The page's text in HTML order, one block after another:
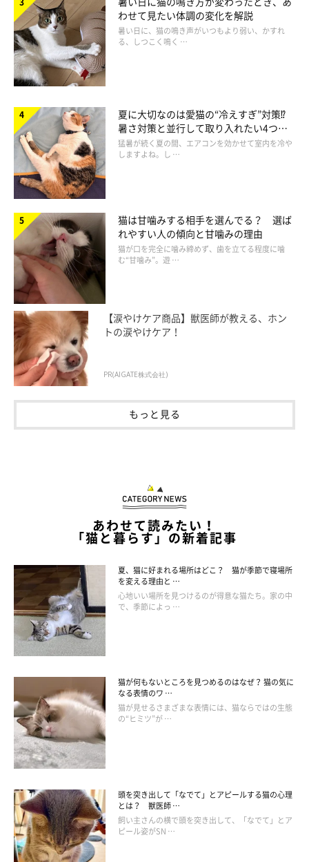
ニコちゃん（写真左）に鼻をつけるルーちゃん（写真右）
@DP43dpcSoizPVau
じつは、様子をのぞきにきたルーちゃんも同じ保護猫カフェから
迎え入れた猫で、ニコちゃんと似た性格をしているのだとか。だ
から、なおさらニコちゃんにも幸せになってほしいと感じていた
のでしょう。
飼い主さん：
「猫は、ワガママ放題でもいいです。
い』思い出でいっぱいになるように暮らしてほしいと思っていま
【獣医師解説】新しく迎え入れた猫を見つめ
る先住猫の心理とは
わせて見たい体調の変化を解説
暑い日に、猫の鳴き声がいつもより弱い、かすれ
る、しつこく鳴く …
夏に大切なのは愛猫の“冷えすぎ”対策⁉
暑さ対策と並行して取り入れたい4つの
工夫
猛暑が続く夏の間、エアコンを効かせて室内を冷や
しますよね。し …
猫は甘噛みする相手を選んでる？ 選ば
れやすい人の傾向と甘噛みの理由
猫が口を完全に噛み締めず、歯を立てる程度に噛
む“甘噛み”。遊 …
【涙やけケア商品】獣医師が教える、ホン
トの涙やけケア！
PR(AIGATE株式会社)
もっと見る
あわせて読みたい！
「猫と暮らす」の新着記事
夏、猫に好まれる場所はどこ？ 猫が季節で寝場所
を変える理由と …
心地いい場所を見つけるのが得意な猫たち。家の中
で、季節によっ …
猫が何もないところを見つめるのはなぜ？ 猫の気に
なる表情のワ …
猫が見せるさまざまな表情には、猫ならではの生態
の“ヒミツ”が …
頭を突き出して「なでて」とアピールする猫の心理
とは？ 獣医師 …
飼い主さんの横で頭を突き出して、「なでて」とア
ピール姿がSN …